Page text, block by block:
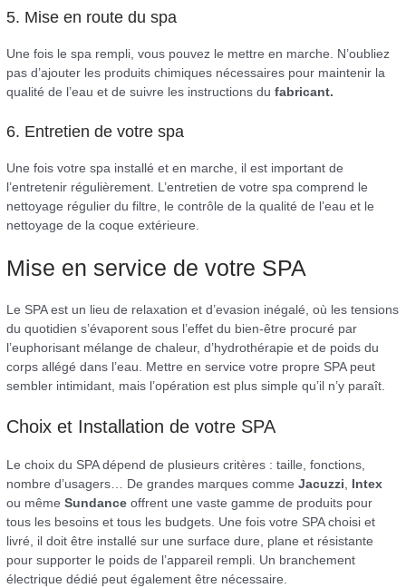
5. Mise en route du spa
Une fois le spa rempli, vous pouvez le mettre en marche. N’oubliez
pas d’ajouter les produits chimiques nécessaires pour maintenir la
qualité de l’eau et de suivre les instructions dufabricant.
6. Entretien de votre spa
Une fois votre spa installé et en marche, il est important de
l’entretenir régulièrement. L’entretien de votre spa comprend le
nettoyage régulier du filtre, le contrôle de la qualité de l’eau et le
nettoyage de la coque extérieure.
Mise en service de votre SPA
Le SPA est un lieu de relaxation et d’evasion inégalé, où les tensions
du quotidien s’évaporent sous l’effet du bien-être procuré par
l’euphorisant mélange de chaleur, d’hydrothérapie et de poids du
corps allégé dans l’eau. Mettre en service votre propre SPA peut
sembler intimidant, mais l’opération est plus simple qu’il n’y paraît.
Choix et Installation de votre SPA
Le choix du SPA dépend de plusieurs critères : taille, fonctions,
nombre d’usagers… De grandes marques commeJacuzzi,
Intex
ou mêmeSundance offrent une vaste gamme de produits pour
tous les besoins et tous les budgets. Une fois votre SPA choisi et
livré, il doit être installé sur une surface dure, plane et résistante
pour supporter le poids de l’appareil rempli. Un branchement
électrique dédié peut également être nécessaire.